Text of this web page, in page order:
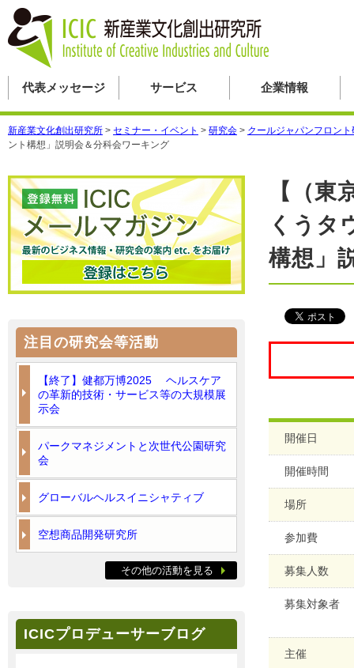
代表メッセージ サービス 企業情報
新産業文化創出研究所 > セミナー・イベント > 研究会 > クールジャパンフロント
ント構想」説明会＆分科会ワーキング
【（
くうタ
構想」
開催日
開催時間
場所
参加費
募集人数
募集対象者
主催
注目の研究会等活動
【終了】健都万博2025 ヘルスケア
の革新的技術・サービス等の大規模展
示会
パークマネジメントと次世代公園研究
会
グローバルヘルスイニシャティブ
空想商品開発研究所
その他の活動を見る
ICICプロデューサーブログ